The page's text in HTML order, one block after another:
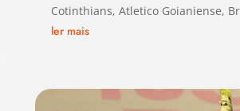
Cotinthians, Atletico Goianiense,
ler mais